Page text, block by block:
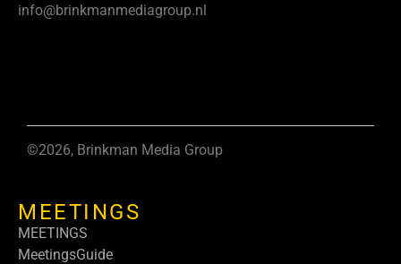
info@brinkmanmediagroup.nl
©2026, Brinkman Media Group
MEETINGS
MEETINGS
MeetingsGuide